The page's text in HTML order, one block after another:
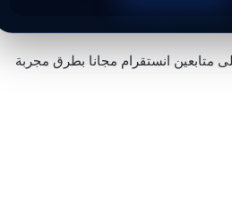
انستقرام مجانا بطرق مجربة